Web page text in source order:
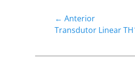
Navegação
de
Post
← Anterior
Post
Transdutor Linear